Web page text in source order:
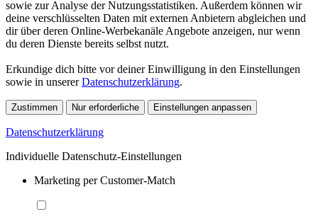
sowie zur Analyse der Nutzungsstatistiken. Außerdem können wir
deine verschlüsselten Daten mit externen Anbietern abgleichen und
dir über deren Online-Werbekanäle Angebote anzeigen, nur wenn
du deren Dienste bereits selbst nutzt.
Erkundige dich bitte vor deiner Einwilligung in den Einstellungen
sowie in unsererDatenschutzerklärung.
Zustimmen Nur erforderliche Einstellungen anpassen
Datenschutzerklärung
Individuelle Datenschutz-Einstellungen
Marketing per Customer-Match